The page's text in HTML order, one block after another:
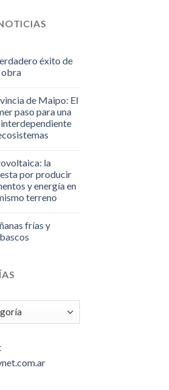
éxito de
obra
de Maipo: El
paso para una
la
por producir
y energía en
terreno
frías y